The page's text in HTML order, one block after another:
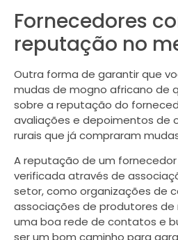
Fornecedores
reputação no
Outra forma de garantir que
mudas de mogno africano de
sobre a reputação do
avaliações e depoimentos de
rurais que já compraram
A reputação de um
verificada através de
setor, como organizações de
associações de produtores de
uma boa rede de contatos e
ser um bom caminho para